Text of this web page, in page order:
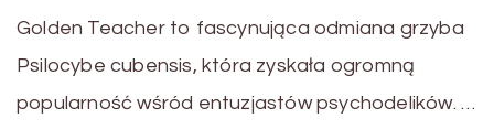
Golden Teacher to fascynująca odmiana grzyba
Psilocybe cubensis, która zyskała ogromną
popularność wśród entuzjastów psychodelików. …